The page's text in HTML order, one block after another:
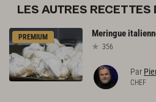
LES AUTRES RECETTES
PREMIUM Meringue
356
Par
CHEF